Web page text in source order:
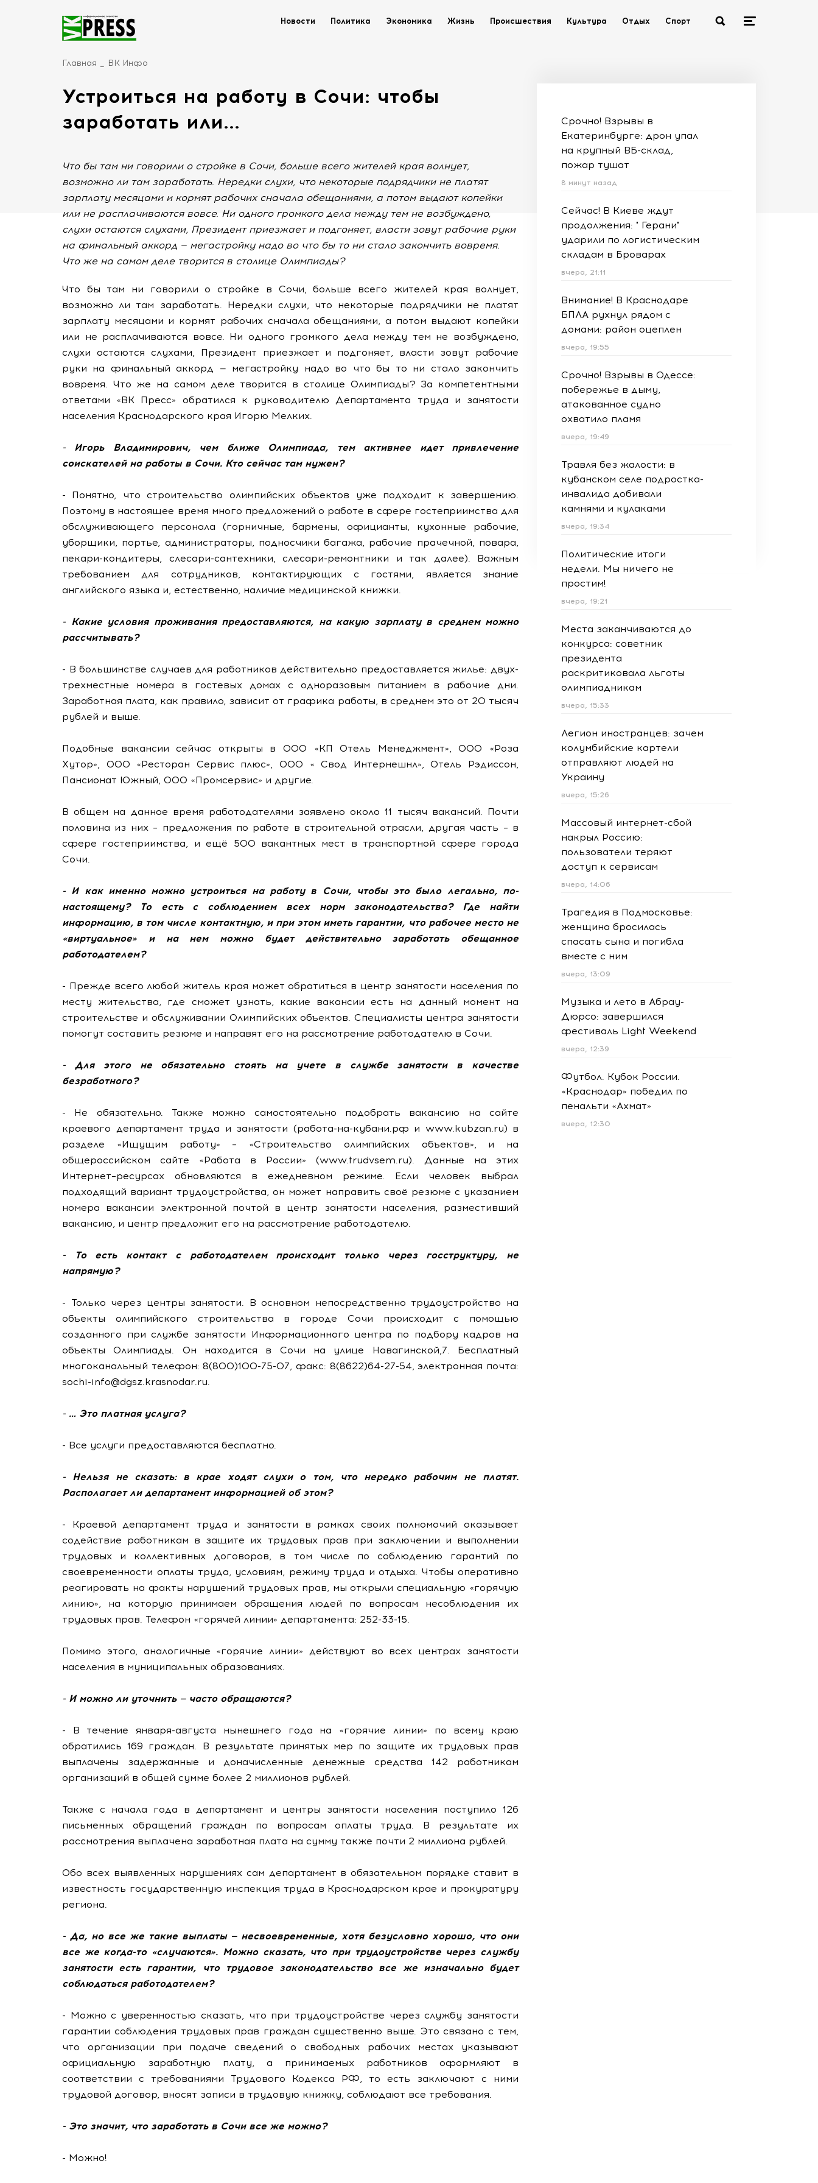
Новости Политика Экономика Жизнь Происшествия Культура Отдых Спорт
Главная ВК Инфо
Устроиться на работу в Сочи: чтобы
заработать или...
Что бы там ни говорили о стройке в Сочи, больше всего жителей края волнует,
возможно ли там заработать. Нередки слухи, что некоторые подрядчики не платят
зарплату месяцами и кормят рабочих сначала обещаниями, а потом выдают копейки
или не расплачиваются вовсе. Ни одного громкого дела между тем не возбуждено,
слухи остаются слухами, Президент приезжает и подгоняет, власти зовут рабочие руки
на финальный аккорд — мегастройку надо во что бы то ни стало закончить вовремя.
Что же на самом деле творится в столице Олимпиады?
Что бы там ни говорили о стройке в Сочи, больше всего жителей края волнует,
возможно ли там заработать. Нередки слухи, что некоторые подрядчики не платят
зарплату месяцами и кормят рабочих сначала обещаниями, а потом выдают копейки
или не расплачиваются вовсе. Ни одного громкого дела между тем не возбуждено,
слухи остаются слухами, Президент приезжает и подгоняет, власти зовут рабочие
руки на финальный аккорд — мегастройку надо во что бы то ни стало закончить
вовремя. Что же на самом деле творится в столице Олимпиады? За компетентными
ответами «ВК Пресс» обратился к руководителю Департамента труда и занятости
населения Краснодарского края Игорю Мелких.
- Игорь Владимирович, чем ближе Олимпиада, тем активнее идет привлечение
соискателей на работы в Сочи. Кто сейчас там нужен?
- Понятно, что строительство олимпийских объектов уже подходит к завершению.
Поэтому в настоящее время много предложений о работе в сфере гостеприимства для
обслуживающего персонала (горничные, бармены, официанты, кухонные рабочие,
уборщики, портье, администраторы, подносчики багажа, рабочие прачечной, повара,
пекари-кондитеры, слесари-сантехники, слесари-ремонтники и так далее). Важным
требованием для сотрудников, контактирующих с гостями, является знание
английского языка и, естественно, наличие медицинской книжки.
- Какие условия проживания предоставляются, на какую зарплату в среднем можно
рассчитывать?
- В большинстве случаев для работников действительно предоставляется жилье: двух-
трехместные номера в гостевых домах с одноразовым питанием в рабочие дни.
Заработная плата, как правило, зависит от графика работы, в среднем это от 20 тысяч
рублей и выше.
Подобные вакансии сейчас открыты в ООО «КП Отель Менеджмент», ООО «Роза
Хутор», ООО «Ресторан Сервис плюс», ООО « Свод Интернешнл», Отель Рэдиссон,
Пансионат Южный, ООО «Промсервис» и другие.
В общем на данное время работодателями заявлено около 11 тысяч вакансий. Почти
половина из них – предложения по работе в строительной отрасли, другая часть – в
сфере гостеприимства, и ещё 500 вакантных мест в транспортной сфере города
Сочи.
- И как именно можно устроиться на работу в Сочи, чтобы это было легально, по-
настоящему? То есть с соблюдением всех норм законодательства? Где найти
информацию, в том числе контактную, и при этом иметь гарантии, что рабочее место не
«виртуальное» и на нем можно будет действительно заработать обещанное
работодателем?
- Прежде всего любой житель края может обратиться в центр занятости населения по
месту жительства, где сможет узнать, какие вакансии есть на данный момент на
строительстве и обслуживании Олимпийских объектов. Специалисты центра занятости
помогут составить резюме и направят его на рассмотрение работодателю в Сочи.
- Для этого не обязательно стоять на учете в службе занятости в качестве
безработного?
- Не обязательно. Также можно самостоятельно подобрать вакансию на сайте
краевого департамент труда и занятости (работа-на-кубани.рф и www.kubzan.ru) в
разделе «Ищущим работу» – «Строительство олимпийских объектов», и на
общероссийском сайте «Работа в России» (www.trudvsem.ru). Данные на этих
Интернет–ресурсах обновляются в ежедневном режиме. Если человек выбрал
подходящий вариант трудоустройства, он может направить своё резюме с указанием
номера вакансии электронной почтой в центр занятости населения, разместивший
вакансию, и центр предложит его на рассмотрение работодателю.
- То есть контакт с работодателем происходит только через госструктуру, не
напрямую?
- Только через центры занятости. В основном непосредственно трудоустройство на
объекты олимпийского строительства в городе Сочи происходит с помощью
созданного при службе занятости Информационного центра по подбору кадров на
объекты Олимпиады. Он находится в Сочи на улице Навагинской,7. Бесплатный
многоканальный телефон: 8(800)100-75-07, факс: 8(8622)64-27-54, электронная почта:
sochi-info@dgsz.krasnodar.ru.
- … Это платная услуга?
- Все услуги предоставляются бесплатно.
- Нельзя не сказать: в крае ходят слухи о том, что нередко рабочим не платят.
Располагает ли департамент информацией об этом?
- Краевой департамент труда и занятости в рамках своих полномочий оказывает
содействие работникам в защите их трудовых прав при заключении и выполнении
трудовых и коллективных договоров, в том числе по соблюдению гарантий по
своевременности оплаты труда, условиям, режиму труда и отдыха. Чтобы оперативно
реагировать на факты нарушений трудовых прав, мы открыли специальную «горячую
линию», на которую принимаем обращения людей по вопросам несоблюдения их
трудовых прав. Телефон «горячей линии» департамента: 252-33-15.
Помимо этого, аналогичные «горячие линии» действуют во всех центрах занятости
населения в муниципальных образованиях.
- И можно ли уточнить — часто обращаются?
- В течение января-августа нынешнего года на «горячие линии» по всему краю
обратились 169 граждан. В результате принятых мер по защите их трудовых прав
выплачены задержанные и доначисленные денежные средства 142 работникам
организаций в общей сумме более 2 миллионов рублей.
Также с начала года в департамент и центры занятости населения поступило 126
письменных обращений граждан по вопросам оплаты труда. В результате их
рассмотрения выплачена заработная плата на сумму также почти 2 миллиона рублей.
Обо всех выявленных нарушениях сам департамент в обязательном порядке ставит в
известность государственную инспекция труда в Краснодарском крае и прокуратуру
региона.
- Да, но все же такие выплаты — несвоевременные, хотя безусловно хорошо, что они
все же когда-то «случаются». Можно сказать, что при трудоустройстве через службу
занятости есть гарантии, что трудовое законодательство все же изначально будет
соблюдаться работодателем?
- Можно с уверенностью сказать, что при трудоустройстве через службу занятости
гарантии соблюдения трудовых прав граждан существенно выше. Это связано с тем,
что организации при подаче сведений о свободных рабочих местах указывают
официальную заработную плату, а принимаемых работников оформляют в
соответствии с требованиями Трудового Кодекса РФ, то есть заключают с ними
трудовой договор, вносят записи в трудовую книжку, соблюдают все требования.
- Это значит, что заработать в Сочи все же можно?
- Можно!
Срочно! Взрывы в
Екатеринбурге: дрон упал
на крупный ВБ-склад,
пожар тушат
8 минут назад
Сейчас! В Киеве ждут
продолжения: " Герани"
ударили по логистическим
складам в Броварах
вчера, 21:11
Внимание! В Краснодаре
БПЛА рухнул рядом с
домами: район оцеплен
вчера, 19:55
Срочно! Взрывы в Одессе:
побережье в дыму,
атакованное судно
охватило пламя
вчера, 19:49
Травля без жалости: в
кубанском селе подростка-
инвалида добивали
камнями и кулаками
вчера, 19:34
Политические итоги
недели. Мы ничего не
простим!
вчера, 19:21
Места заканчиваются до
конкурса: советник
президента
раскритиковала льготы
олимпиадникам
вчера, 15:33
Легион иностранцев: зачем
колумбийские картели
отправляют людей на
Украину
вчера, 15:26
Массовый интернет-сбой
накрыл Россию:
пользователи теряют
доступ к сервисам
вчера, 14:06
Трагедия в Подмосковье:
женщина бросилась
спасать сына и погибла
вместе с ним
вчера, 13:09
Музыка и лето в Абрау-
Дюрсо: завершился
фестиваль Light Weekend
вчера, 12:39
Футбол. Кубок России.
«Краснодар» победил по
пенальти «Ахмат»
вчера, 12:30